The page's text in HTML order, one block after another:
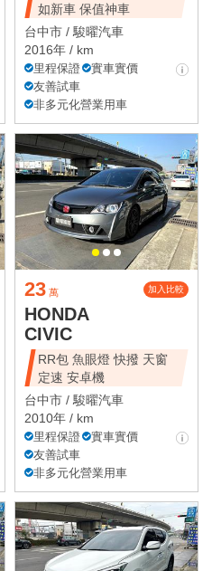
如新車 保值神車
台中市 / 駿曜汽車
2016年 / km
里程保證
實車實價
友善試車
非多元化營業用車
23 萬 加入比較
HONDA
CIVIC
RR包 魚眼燈 快撥 天窗
定速 安卓機
台中市 / 駿曜汽車
2010年 / km
里程保證
實車實價
友善試車
非多元化營業用車